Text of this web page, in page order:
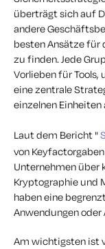
überträgt sich auf
andere
besten Ansätze für
zu finden. Jede
Vorlieben für
eine zentrale
einzelnen
Laut dem Bericht "
von
Unternehmen über
Kryptographie und
haben eine
Anwendungen
Am wichtigsten ist